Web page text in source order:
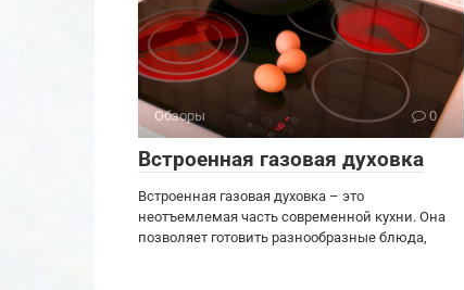
Обзоры 0
Встроенная газовая духовка
Встроенная газовая духовка – это
неотъемлемая часть современной кухни. Она
позволяет готовить разнообразные блюда,